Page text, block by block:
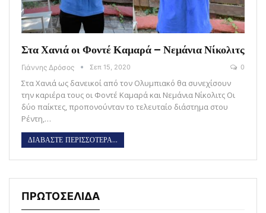
Στα Χανιά οι Φοντέ Καμαρά – Νεμάνια Νίκολιτς
Γιάννης Δρόσος Σεπ 15, 2020 0
Στα Χανιά ως δανεικοί από τον Ολυμπιακό θα συνεχίσουν
την καριέρα τους οι Φοντέ Καμαρά και Νεμάνια Νίκολιτς Οι
δύο παίκτες, προπονούνταν το τελευταίο διάστημα στου
Ρέντη,…
ΔΙΑΒΑΣΤΕ ΠΕΡΙΣΣΟΤΕΡΑ...
ΠΡΩΤΟΣΕΛΙΔΑ